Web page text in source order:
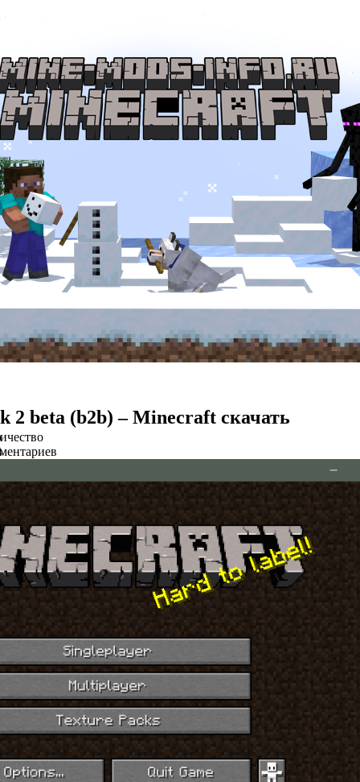
2 beta (b2b) – Minecraft скачать